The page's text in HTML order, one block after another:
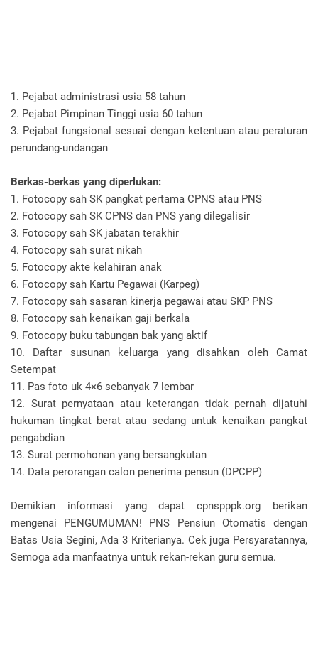
1. Pejabat administrasi usia 58 tahun
2. Pejabat Pimpinan Tinggi usia 60 tahun
3. Pejabat fungsional sesuai dengan ketentuan atau peraturan
perundang-undangan
Berkas-berkas yang diperlukan:
1. Fotocopy sah SK pangkat pertama CPNS atau PNS
2. Fotocopy sah SK CPNS dan PNS yang dilegalisir
3. Fotocopy sah SK jabatan terakhir
4. Fotocopy sah surat nikah
5. Fotocopy akte kelahiran anak
6. Fotocopy sah Kartu Pegawai (Karpeg)
7. Fotocopy sah sasaran kinerja pegawai atau SKP PNS
8. Fotocopy sah kenaikan gaji berkala
9. Fotocopy buku tabungan bak yang aktif
10. Daftar susunan keluarga yang disahkan oleh Camat
Setempat
11. Pas foto uk 4×6 sebanyak 7 lembar
12. Surat pernyataan atau keterangan tidak pernah dijatuhi
hukuman tingkat berat atau sedang untuk kenaikan pangkat
pengabdian
13. Surat permohonan yang bersangkutan
14. Data perorangan calon penerima pensun (DPCPP)
Demikian informasi yang dapat cpnspppk.org berikan
mengenai PENGUMUMAN! PNS Pensiun Otomatis dengan
Batas Usia Segini, Ada 3 Kriterianya. Cek juga Persyaratannya,
Semoga ada manfaatnya untuk rekan-rekan guru semua.